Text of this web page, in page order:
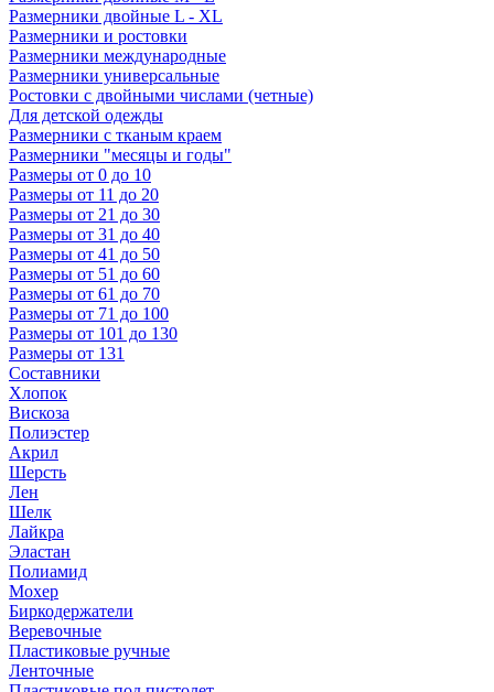
Размерники двойные L - XL
Размерники и ростовки
Размерники международные
Размерники универсальные
Ростовки с двойными числами (четные)
Для детской одежды
Размерники с тканым краем
Размерники "месяцы и годы"
Размеры от 0 до 10
Размеры от 11 до 20
Размеры от 21 до 30
Размеры от 31 до 40
Размеры от 41 до 50
Размеры от 51 до 60
Размеры от 61 до 70
Размеры от 71 до 100
Размеры от 101 до 130
Размеры от 131
Составники
Хлопок
Вискоза
Полиэстер
Акрил
Шерсть
Лен
Шелк
Лайкра
Эластан
Полиамид
Мохер
Биркодержатели
Веревочные
Пластиковые ручные
Ленточные